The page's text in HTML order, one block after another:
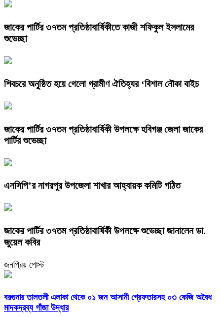
জাকের পার্টির ৩৭তম প্রতিষ্ঠাবার্ষিকীতে কাজী শফিকুল ইসলামের
শুভেচ্ছা
শিবচরে অনুষ্ঠিত হয়ে গেলো গ্রামীণ ঐতিহ্যর ‘বিশাল নৌকা বাইচ
জাকের পার্টির ৩৭তম প্রতিষ্ঠাবার্ষিকী উপলক্ষে হবিগঞ্জ জেলা জাকের
পার্টির শুভেচ্ছা
এনসিপি’র নাগরপুর উপজেলা শাখার আহ্বায়ক কমিটি গঠিত
জাকের পার্টির ৩৭তম প্রতিষ্ঠাবার্ষিকী উপলক্ষে শুভেচ্ছা জানালেন ডা.
জুয়েল কবির
জনপ্রিয় পোস্ট
বরগুনার তালতলী এলাকা থেকে ০১ জন আসামী গ্রেফতারসহ ০৩ কেজি অবৈধ
মাদকদ্রব্য গাঁজা উদ্ধার